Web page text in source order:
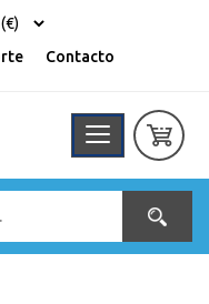
Contacto